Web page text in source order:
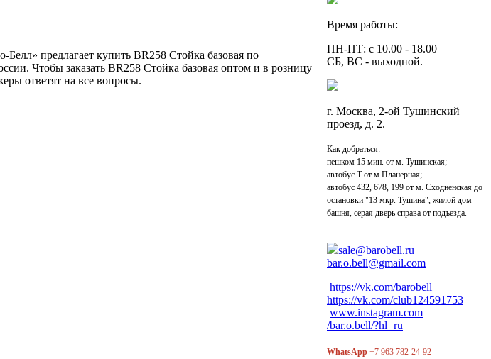
Белл» предлагает купить BR258 Стойка базовая по
Чтобы заказать BR258 Стойка базовая оптом и в розницу
ответят на все вопросы.
Время работы:
ПН-ПТ: с 10.00 - 18.00
СБ, ВС - выходной.
г. Москва, 2-ой Тушинский
проезд, д. 2.
Как добраться:
пешком 15 мин. от м. Тушинская;
автобус Т от м.Планерная;
автобус 432, 678, 199 от м. Сходненская до
остановки "13 мкр. Тушина", жилой дом
башня, серая дверь справа от подъезда.
sale@barobell.ru
bar.o.bell@gmail.com
https://vk.com/barobell
https://vk.com/club124591753
www.instagram.com
/bar.o.bell/?hl=ru
WhatsApp +7 963 782-24-92